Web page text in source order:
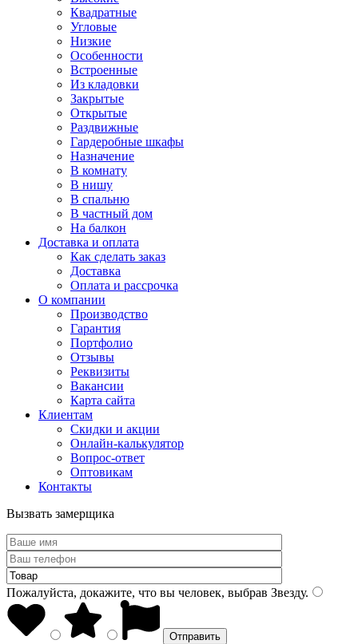
Квадратные
Угловые
Низкие
Особенности
Встроенные
Из кладовки
Закрытые
Открытые
Раздвижные
Гардеробные шкафы
Назначение
В комнату
В нишу
В спальню
В частный дом
На балкон
Доставка и оплата
Как сделать заказ
Доставка
Оплата и рассрочка
О компании
Производство
Гарантия
Портфолио
Отзывы
Реквизиты
Вакансии
Карта сайта
Клиентам
Скидки и акции
Онлайн-калькулятор
Вопрос-ответ
Оптовикам
Контакты
Вызвать замерщика
Пожалуйста, докажите, что вы человек, выбрав Звезду.